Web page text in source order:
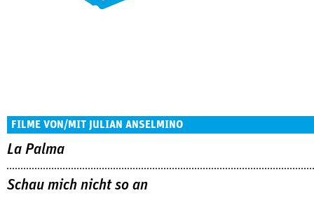
FILME VON/MIT JULIAN ANSELMINO
La Palma
Schau mich nicht so an